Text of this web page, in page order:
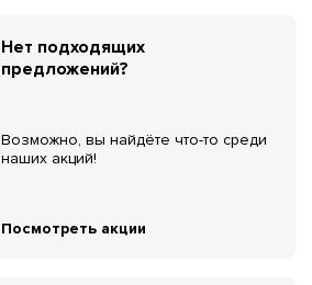
Нет подходящих
предложений?
Возможно, вы найдёте что-то среди
наших акций!
Посмотреть акции